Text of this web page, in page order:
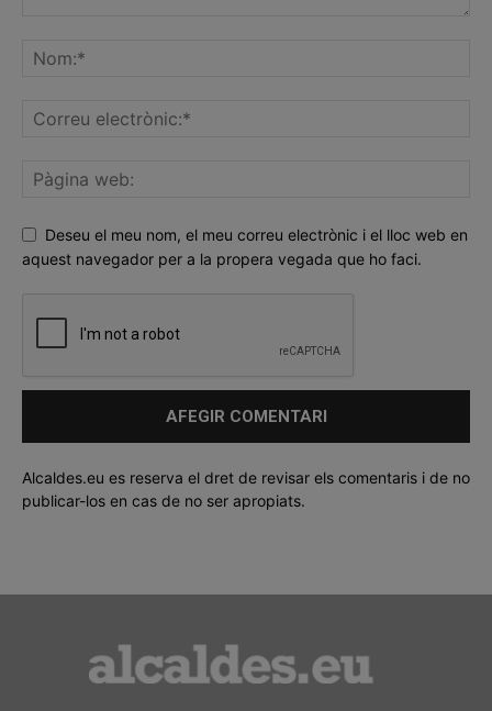
Deseu el meu nom, el meu correu electrònic i el lloc web en
aquest navegador per a la propera vegada que ho faci.
Alcaldes.eu es reserva el dret de revisar els comentaris i de no
publicar-los en cas de no ser apropiats.